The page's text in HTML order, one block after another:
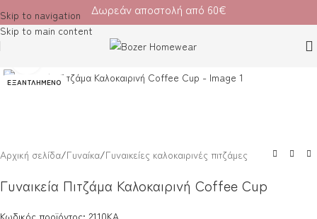
Skip to navigation
Skip to main content
Δωρεάν αποστολή από 60€
ΕΞΑΝΤΛΗΜΈΝΟ
Αρχική σελίδα/Γυναίκα/Γυναικείες καλοκαιρινές πιτζάμες
Γυναικεία Πιτζάμα Καλοκαιρινή Coffee Cup
Κωδικός προϊόντος: 2110ΚΑ